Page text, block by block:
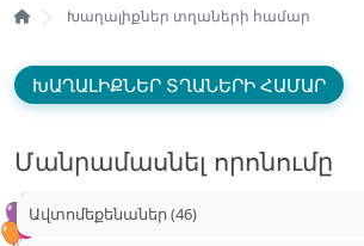
Խաղալիքներ տղաների համար
ԽԱՂԱԼԻՔՆԵՐ ՏՂԱՆԵՐԻ ՀԱՄԱՐ
Մանրամասնել որոնումը
Ավտոմեքենաներ (46)